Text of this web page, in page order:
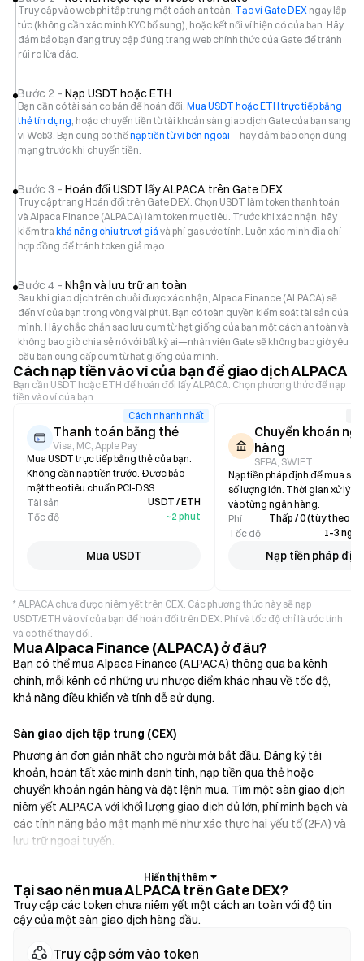
Truy cập vào web phi tập trung một cách an toàn. Tạo ví Gate DEX ngay lập
tức (không cần xác minh KYC bổ sung), hoặc kết nối ví hiện có của bạn. Hãy
đảm bảo bạn đang truy cập đúng trang web chính thức của Gate để tránh
rủi ro lừa đảo.
Bước 2 – Nạp USDT hoặc ETH
Bạn cần có tài sản cơ bản để hoán đổi. Mua USDT hoặc ETH trực tiếp bằng
thẻ tín dụng, hoặc chuyển tiền từ tài khoản sàn giao dịch Gate của bạn sang
ví Web3. Bạn cũng có thểnạp tiền từ ví bên ngoài—hãy đảm bảo chọn đúng
mạng trước khi chuyển tiền.
Bước 3 – Hoán đổi USDT lấy ALPACA trên Gate DEX
Truy cập trang Hoán đổi trên Gate DEX. Chọn USDT làm token thanh toán
và Alpaca Finance (ALPACA) làm token mục tiêu. Trước khi xác nhận, hãy
kiểm tra khả năng chịu trượt giá và phí gas ước tính. Luôn xác minh địa chỉ
hợp đồng để tránh token giả mạo.
Bước 4 – Nhận và lưu trữ an toàn
Sau khi giao dịch trên chuỗi được xác nhận, Alpaca Finance (ALPACA) sẽ
đến ví của bạn trong vòng vài phút. Bạn có toàn quyền kiểm soát tài sản của
mình. Hãy chắc chắn sao lưu cụm từ hạt giống của bạn một cách an toàn và
không bao giờ chia sẻ nó với bất kỳ ai—nhân viên Gate sẽ không bao giờ yêu
cầu bạn cung cấp cụm từ hạt giống của mình.
Cách nạp tiền vào ví của bạn để giao dịch ALPACA
Bạn cần USDT hoặc ETH để hoán đổi lấy ALPACA. Chọn phương thức để nạp
tiền vào ví của bạn.
Cách nhanh nhất
Thanh toán bằng thẻ
Visa, MC, Apple Pay
Mua USDT trực tiếp bằng thẻ của bạn.
Không cần nạp tiền trước. Được bảo
mật theo tiêu chuẩn PCI-DSS.
Tài sản
USDT / ETH
Tốc độ
~2 phút
Mua USDT
Chuyển khoản
hàng
SEPA, SWIFT
Nạp tiền pháp định để mua
số lượng lớn. Thời gian xử lý
vào từng ngân hàng.
Phí
Thấp / 0 (tùy theo
Tốc độ
1–3
Nạp tiền pháp định
* ALPACA chưa được niêm yết trên CEX. Các phương thức này sẽ nạp
USDT/ETH vào ví của bạn để hoán đổi trên DEX. Phí và tốc độ chỉ là ước tính
và có thể thay đổi.
Mua Alpaca Finance (ALPACA) ở đâu?
Bạn có thể mua Alpaca Finance (ALPACA) thông qua ba kênh
chính, mỗi kênh có những ưu nhược điểm khác nhau về tốc độ,
khả năng điều khiển và tính dễ sử dụng.
Sàn giao dịch tập trung (CEX)
Phương án đơn giản nhất cho người mới bắt đầu. Đăng ký tài
khoản, hoàn tất xác minh danh tính, nạp tiền qua thẻ hoặc
chuyển khoản ngân hàng và đặt lệnh mua. Tìm một sàn giao dịch
niêm yết ALPACA với khối lượng giao dịch đủ lớn, phí minh bạch và
các tính năng bảo mật mạnh mẽ như xác thực hai yếu tố (2FA) và
lưu trữ ngoại tuyến.
Ví tiền điện tử
Dành cho người dùng ưu tiên tự quản lý tài sản. Ví không lưu ký
cho phép bạn giữ khóa riêng tư của mình và hoán đổi token trực
cho phép bạn mua ALPACA bằng thẻ tín dụng mà không cần
Tại sao nên mua ALPACA trên Gate DEX?
Truy cập các token chưa niêm yết một cách an toàn với độ tin
cậy của một sàn giao dịch hàng đầu.
Truy cập sớm vào token